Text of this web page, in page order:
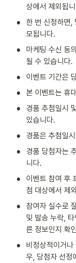
상에서 제외됩
•
한 번 신청하면,
모됩니다.
•
마케팅 수신 동
될 수 있습니다.
• 이벤트 기간은
• 본 이벤트는 휴
•
경품 추첨일시
있습니다.
• 경품은 추첨일
•
경품 당첨자는
니다.
•
이벤트 참여 후
첨 대상에서 제
•
참여자 실수로
및 발송 누락,
른 정보인지 확
•
비정상적이거
우, 당첨자 선정